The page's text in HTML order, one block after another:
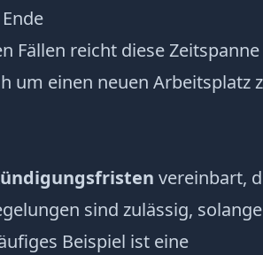
Fällen reicht diese Zeitspanne
um einen neuen Arbeitsplatz
vereinbart,
sind zulässig, solange
Beispiel ist eine